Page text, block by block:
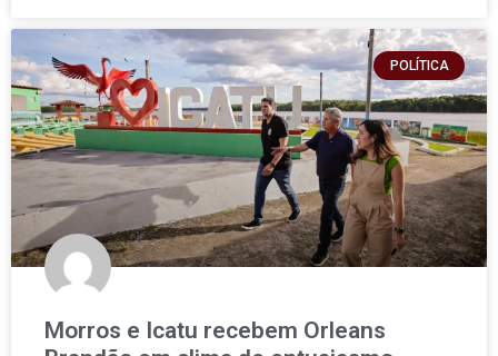
POLÍTICA
Morros e Icatu recebem Orleans